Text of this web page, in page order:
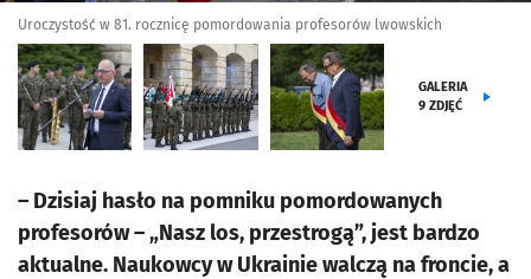
Uroczystość w 81. rocznicę pomordowania profesorów lwowskich
GALERIA
9 ZDJĘĆ
– Dzisiaj hasło na pomniku pomordowanych
profesorów – „Nasz los, przestrogą”, jest bardzo
aktualne. Naukowcy w Ukrainie walczą na froncie, a